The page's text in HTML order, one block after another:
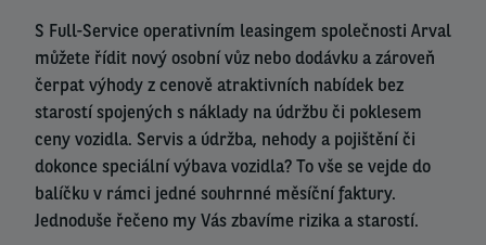
S Full-Service operativním leasingem společnosti Arval
můžete řídit nový osobní vůz nebo dodávku a zároveň
čerpat výhody z cenově atraktivních nabídek bez
starostí spojených s náklady na údržbu či poklesem
ceny vozidla. Servis a údržba, nehody a pojištění či
dokonce speciální výbava vozidla? To vše se vejde do
balíčku v rámci jedné souhrnné měsíční faktury.
Jednoduše řečeno my Vás zbavíme rizika a starostí.